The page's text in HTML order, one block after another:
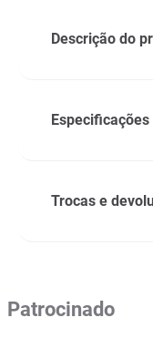
Descrição do
Especificações
Trocas e
Patrocinado